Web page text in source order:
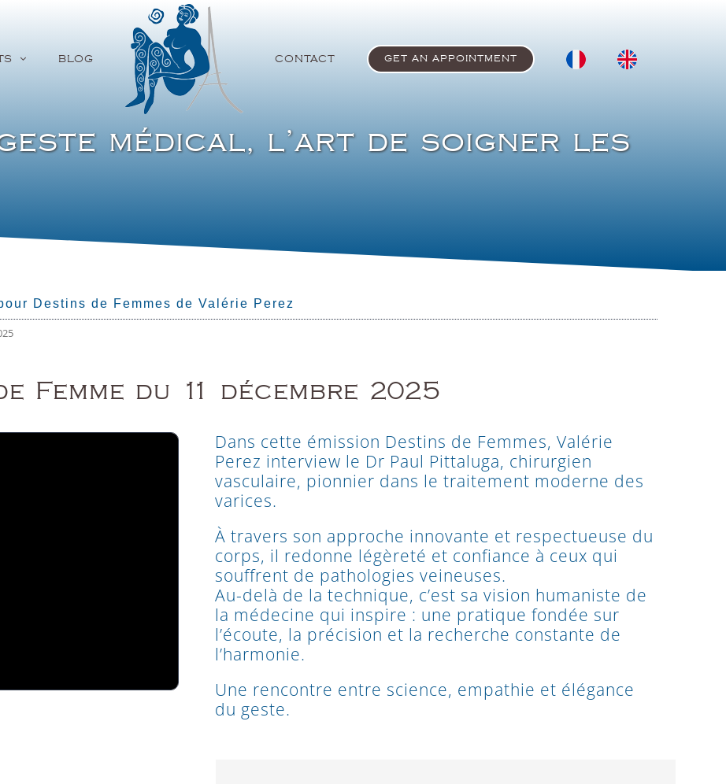
BLOG CONTACT GET AN APPOINTMENT
geste médical, l’art de soigner les
Destins de Femmes de Valérie Perez
Femme du 11 décembre 2025
Dans cette émission Destins de Femmes, Valérie
Perez interview le Dr Paul Pittaluga, chirurgien
vasculaire, pionnier dans le traitement moderne des
varices.
À travers son approche innovante et respectueuse du
corps, il redonne légèreté et confiance à ceux qui
souffrent de pathologies veineuses.
Au-delà de la technique, c’est sa vision humaniste de
la médecine qui inspire : une pratique fondée sur
l’écoute, la précision et la recherche constante de
l’harmonie.
Une rencontre entre science, empathie et élégance
du geste.